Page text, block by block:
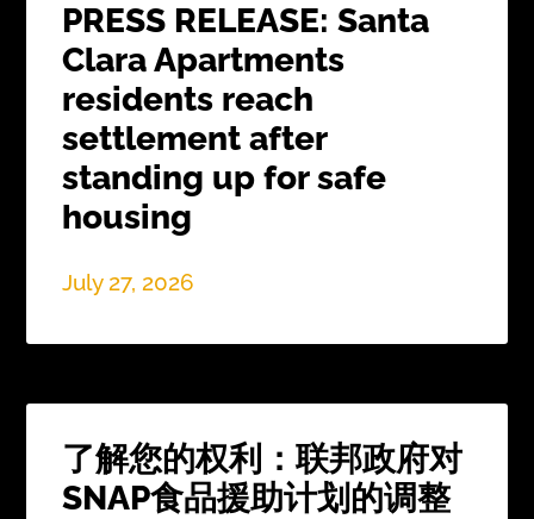
PRESS RELEASE: Santa
Clara Apartments
residents reach
settlement after
standing up for safe
housing
July 27, 2026
了解您的权利：联邦政府对
SNAP食品援助计划的调整